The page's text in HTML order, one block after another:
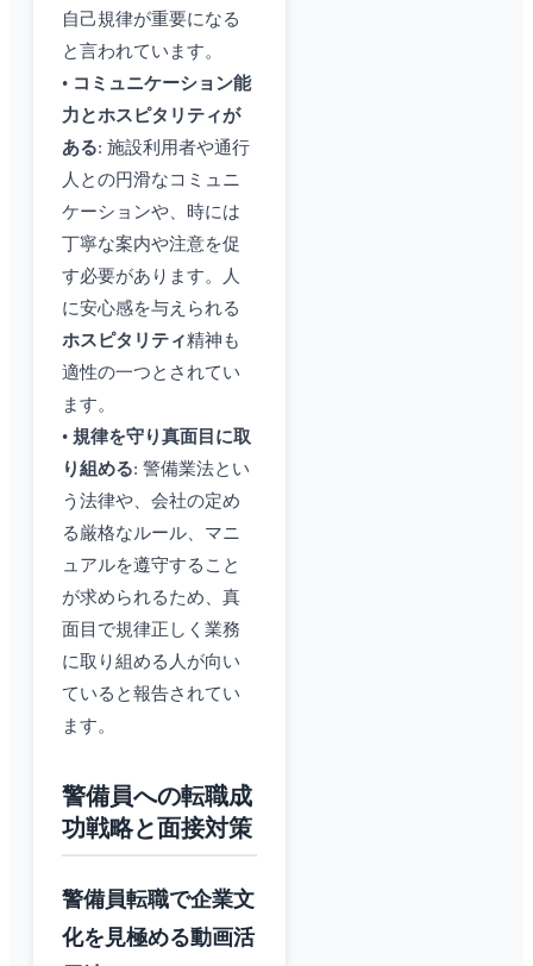
自己規律が重要になる
と言われています。
• コミュニケーション能
力とホスピタリティが
ある: 施設利用者や通行
人との円滑なコミュニ
ケーションや、時には
丁寧な案内や注意を促
す必要があります。人
に安心感を与えられる
ホスピタリティ精神も
適性の一つとされてい
ます。
• 規律を守り真面目に取
り組める: 警備業法とい
う法律や、会社の定め
る厳格なルール、マニ
ュアルを遵守すること
が求められるため、真
面目で規律正しく業務
に取り組める人が向い
ていると報告されてい
ます。
警備員への転職成
功戦略と面接対策
警備員転職で企業文
化を見極める動画活